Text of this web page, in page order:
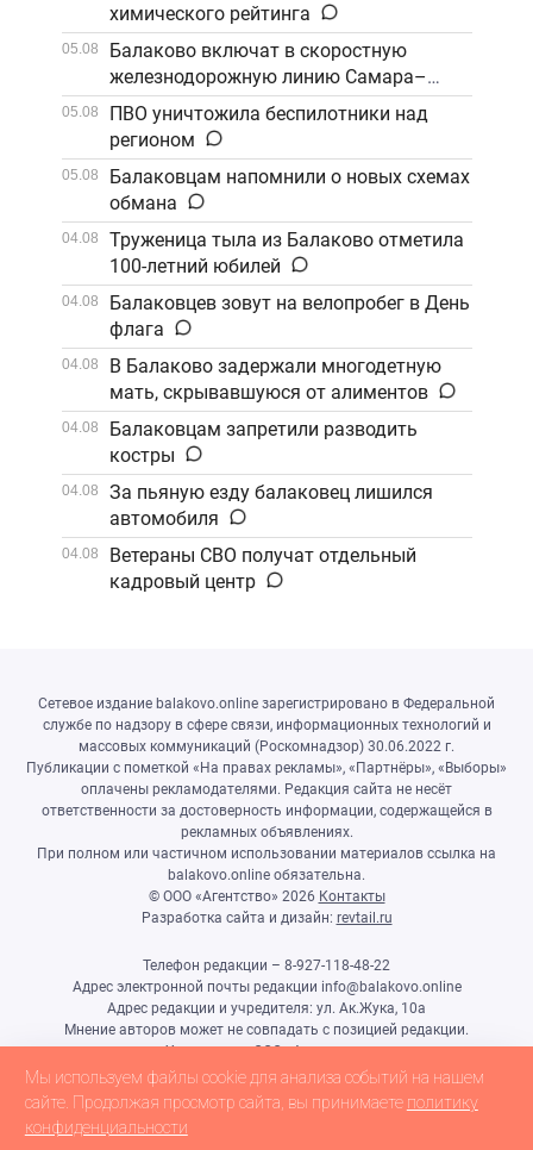
химического рейтинга
05.08
Балаково включат в скоростную
железнодорожную линию Самара–
Саратов
05.08
ПВО уничтожила беспилотники над
регионом
05.08
Балаковцам напомнили о новых схемах
обмана
04.08
Труженица тыла из Балаково отметила
100-летний юбилей
04.08
Балаковцев зовут на велопробег в День
флага
04.08
В Балаково задержали многодетную
мать, скрывавшуюся от алиментов
04.08
Балаковцам запретили разводить
костры
04.08
За пьяную езду балаковец лишился
автомобиля
04.08
Ветераны СВО получат отдельный
кадровый центр
Сетевое издание balakovo.online зарегистрировано в Федеральной
службе по надзору в сфере связи, информационных технологий и
массовых коммуникаций (Роскомнадзор) 30.06.2022 г.
Публикации с пометкой «На правах рекламы», «Партнёры», «Выборы»
оплачены рекламодателями. Редакция сайта не несёт
ответственности за достоверность информации, содержащейся в
рекламных объявлениях.
При полном или частичном использовании материалов ссылка на
balakovo.online обязательна.
© ООО «Агентство» 2026 Контакты
Разработка сайта и дизайн: revtail.ru
Телефон редакции – 8-927-118-48-22
Адрес электронной почты редакции info@balakovo.online
Адрес редакции и учредителя: ул. Ак.Жука, 10а
Мнение авторов может не совпадать с позицией редакции.
Учредитель: ООО «Агентство»
Гл.редактор Ивлиева Н.Н.
Настоящий ресурс может содержать материалы 18+
Мы используем файлы cookie для анализа событий на нашем
сайте. Продолжая просмотр сайта, вы принимаете политику
конфиденциальности